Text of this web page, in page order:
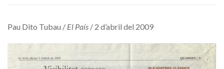
Pau Dito Tubau / El País / 2 d’abril del 2009